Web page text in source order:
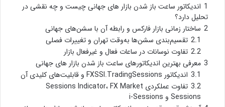
1 اندیکاتور ساعت باز شدن بازار های جهانی چیست و چه نقشی در
تحلیل دارد؟
2 ساختار زمانی بازار فارکس و رابطه آن با سشن‌های جهانی
2.1 تقسیم‌بندی سشن‌ها به‌وقت تهران و تغییرات فصلی
2.2 تفاوت نوسانات در ساعات فعال و غیرفعال بازار
3 معرفی بهترین اندیکاتورهای ساعت باز شدن بازار های جهانی
3.1 اندیکاتور FXSSI.TradingSessions و قابلیت‌های کلیدی آن
3.2
تفاوت عملکردی Sessions Indicator، FX Market
Sessions و i-Sessions